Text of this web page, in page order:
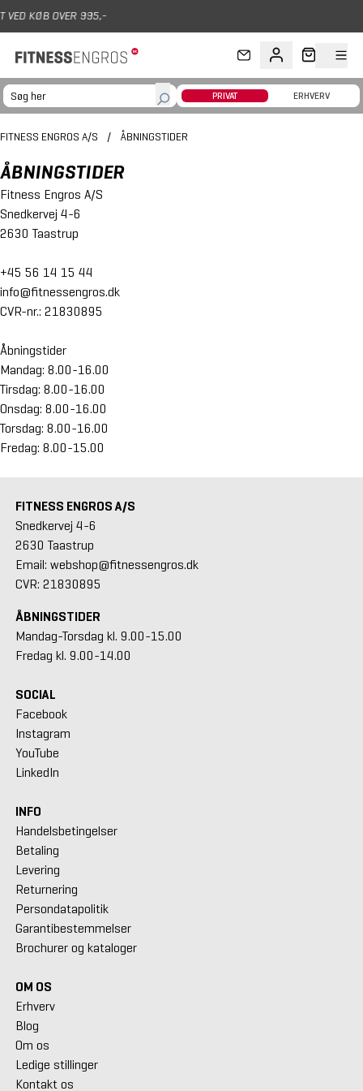
Gå til hovedindhold
OVER 995,-
PRIVAT ERHVERV
FITNESS ENGROS A/S / ÅBNINGSTIDER
ÅBNINGSTIDER
Fitness Engros A/S
Snedkervej 4-6
2630 Taastrup
+45 56 14 15 44
info@fitnessengros.dk
CVR-nr.: 21830895
Åbningstider
Mandag: 8.00-16.00
Tirsdag: 8.00-16.00
Onsdag: 8.00-16.00
Torsdag: 8.00-16.00
Fredag: 8.00-15.00
FITNESS ENGROS A/S
Snedkervej 4-6
2630 Taastrup
Email: webshop@fitnessengros.dk
CVR: 21830895
ÅBNINGSTIDER
Mandag-Torsdag kl. 9.00-15.00
Fredag kl. 9.00-14.00
SOCIAL
Facebook
Instagram
YouTube
LinkedIn
INFO
Handelsbetingelser
Betaling
Levering
Returnering
Persondatapolitik
Garantibestemmelser
Brochurer og kataloger
OM OS
Erhverv
Blog
Om os
Ledige stillinger
Kontakt os